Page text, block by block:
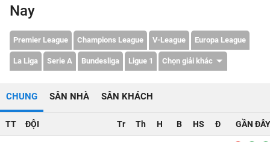
Nay
Premier League Champions League V-League Europa League
La Liga Serie A Bundesliga Ligue 1 Chọn giải khác
CHUNG SÂN NHÀ SÂN KHÁCH
TT ĐỘI Tr Th H B HS Đ GẦN ĐÂY